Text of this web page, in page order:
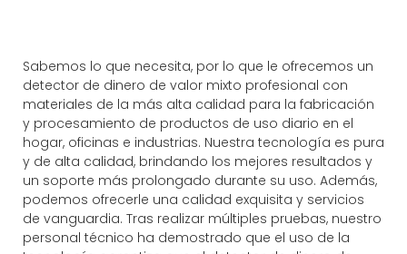
Sabemos lo que necesita, por lo que le ofrecemos un
detector de dinero de valor mixto profesional con
materiales de la más alta calidad para la fabricación
y procesamiento de productos de uso diario en el
hogar, oficinas e industrias. Nuestra tecnología es pura
y de alta calidad, brindando los mejores resultados y
un soporte más prolongado durante su uso. Además,
podemos ofrecerle una calidad exquisita y servicios
de vanguardia. Tras realizar múltiples pruebas, nuestro
personal técnico ha demostrado que el uso de la